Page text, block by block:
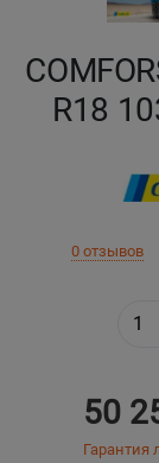
R18
0 отзывов
50
Гарантия
Семей
Темиртау
Шымкент